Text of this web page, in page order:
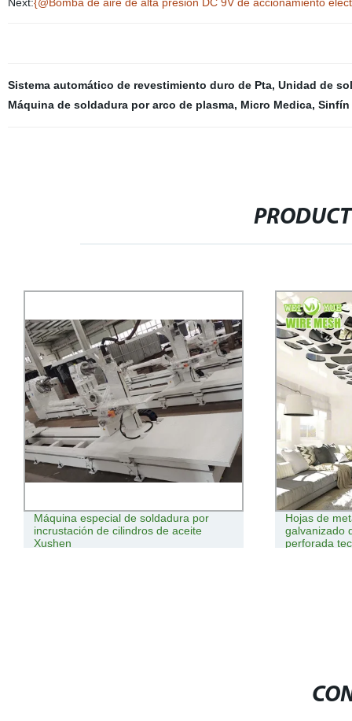
Sistema automático de revestimiento duro de Pta, Unidad de
Máquina de soldadura por arco de plasma, Micro Medica, Sinfín
Máquina especial de soldadura por
incrustación de cilindros de aceite
Xushen
Hojas de
galvanizado
perforada